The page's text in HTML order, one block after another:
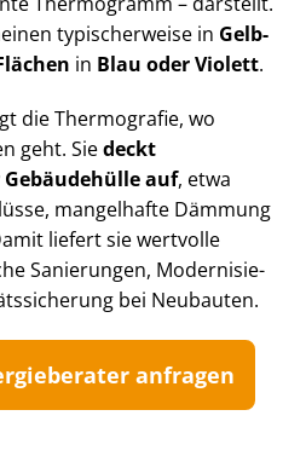
typischerweise in Gelb-
in Blau oder Violett.
die Thermografie, wo
geht. Siedeckt
auf, etwa
mangelhafte Dämmung
liefert sie wertvolle
Sanierungen, Mo­der­ni­sie­
bei Neubauten.
anfragen